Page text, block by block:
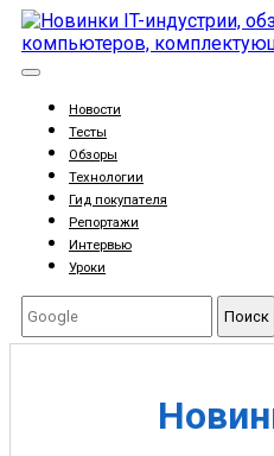
Новости
Тесты
Обзоры
Технологии
Гид покупателя
Репортажи
Интервью
Уроки
Поиск